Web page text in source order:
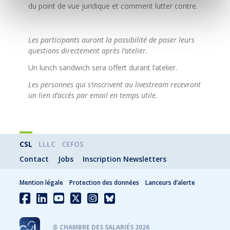
du point de vue juridique et comment lutter contre.
Les participants auront la possibilité de poser leurs
questions directement après l’atelier.
Un lunch sandwich sera offert durant l’atelier.
Les personnes qui s’inscrivent au livestream recevront
un lien d’accès par email en temps utile.
CSL LLLC
CEFOS
Contact
Jobs Inscription Newsletters
® CHAMBRE DES SALARIÉS 2026
Mention légale Protection des données Lanceurs d’alerte